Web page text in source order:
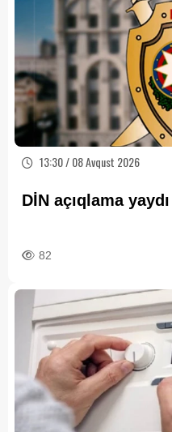
13:30 / 08 Avqust 2026
DİN açıqlama yaydı
82